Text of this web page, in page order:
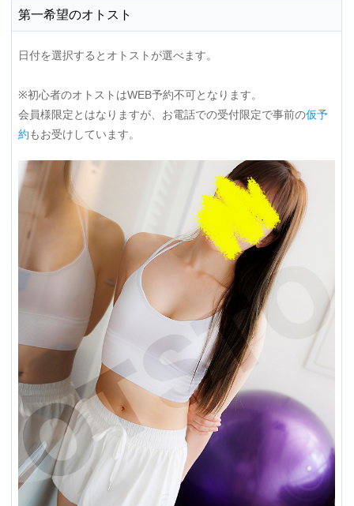
第一希望のオトスト
日付を選択するとオトストが選べます。
※初心者のオトストはWEB予約不可となります。
会員様限定とはなりますが、お電話での受付限定で事前の仮予
約もお受けしています。